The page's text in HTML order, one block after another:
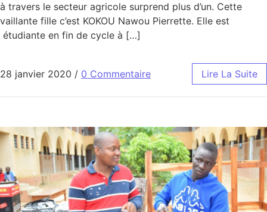
à travers le secteur agricole surprend plus d’un. Cette
vaillante fille c’est KOKOU Nawou Pierrette. Elle est
étudiante en fin de cycle à […]
28 janvier 2020 / 0 Commentaire Lire La Suite